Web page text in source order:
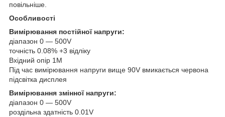
повільніше.
Особливості
Вимірювання постійної напруги:
діапазон 0 — 500V
точність 0.08% +3 відліку
Вхідний опір 1M
Під час вимірювання напруги вище 90V вмикається червона
підсвітка дисплея
Вимірювання змінної напруги:
діапазон 0 — 500V
роздільна здатність 0.01V